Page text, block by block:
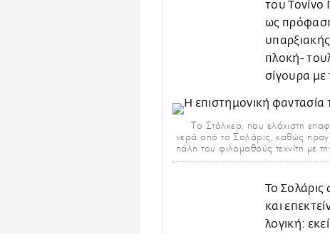
του Τονίνο
ως πρόφαση
πλοκή-
σίγουρα με
Tο Στάλκερ, που ελάχιστη
νερά από το Σολάρις, καθώς
πάλη του φιλομαθούς τεχνίτη με
Το
και
λογική: